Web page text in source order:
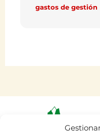
gastos de gestión